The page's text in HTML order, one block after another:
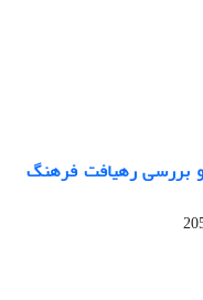
و بررسی رهیافت فرهنگ